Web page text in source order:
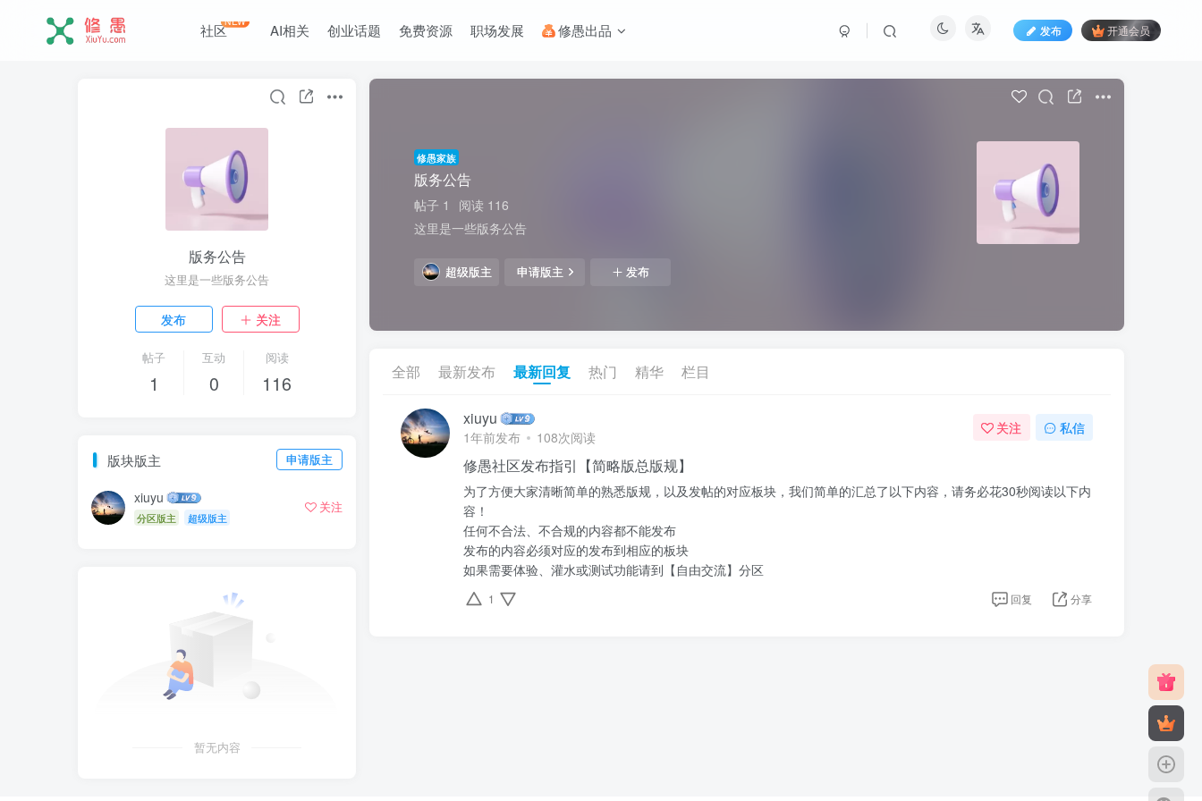
社区NEW AI相关 创业话题 免费资源 职场发展 修愚出品 发布 开通会员
修愚家族
版务公告
帖子 1
阅读 116
这里是一些版务公告
超级版主 申请版主 发布
全部 最新发布 最新回复 热门 精华 栏目
xiuyu
1年前发布 108次阅读
关注 私信
修愚社区发布指引【简略版总版规】
为了方便大家清晰简单的熟悉版规，以及发帖的对应板块，我们简单的汇总了以下内容，请务必花30秒阅读以下内
容！
任何不合法、不合规的内容都不能发布
发布的内容必须对应的发布到相应的板块
如果需要体验、灌水或测试功能请到【自由交流】分区
1 回复 分享
版务公告
这里是一些版务公告
发布 关注
帖子
1
互动
0
阅读
116
版块版主 申请版主
xiuyu
分区版主 超级版主
关注
暂无内容